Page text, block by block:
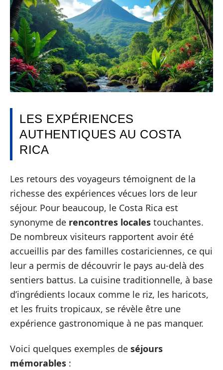
LES EXPÉRIENCES
AUTHENTIQUES AU COSTA
RICA
Les retours des voyageurs témoignent de la
richesse des expériences vécues lors de leur
séjour. Pour beaucoup, le Costa Rica est
synonyme de rencontres locales touchantes.
De nombreux visiteurs rapportent avoir été
accueillis par des familles costariciennes, ce qui
leur a permis de découvrir le pays au-delà des
sentiers battus. La cuisine traditionnelle, à base
d’ingrédients locaux comme le riz, les haricots,
et les fruits tropicaux, se révèle être une
expérience gastronomique à ne pas manquer.
Voici quelques exemples de séjours
mémorables :